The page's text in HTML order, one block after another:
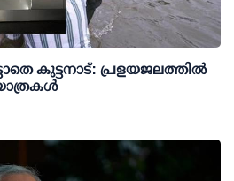
കുട്ടനാട്: പ്രളയജലത്തില്‍